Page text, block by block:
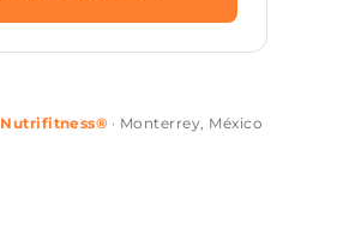
Nutrifitness® · Monterrey, México